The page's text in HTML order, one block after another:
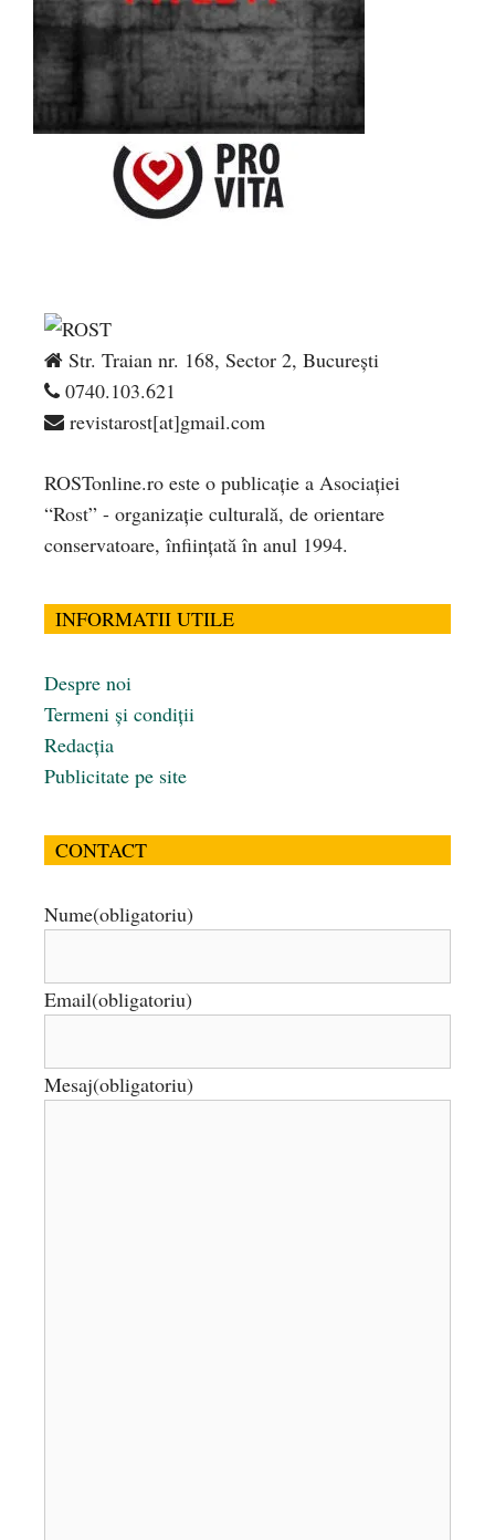
Str. Traian nr. 168, Sector 2, București
0740.103.621
revistarost[at]gmail.com
ROSTonline.ro este o publicaţie a Asociaţiei
“Rost” - organizaţie culturală, de orientare
conservatoare, înfiinţată în anul 1994.
INFORMATII UTILE
Despre noi
Termeni și condiții
Redacția
Publicitate pe site
CONTACT
Nume(obligatoriu)
Email(obligatoriu)
Mesaj(obligatoriu)